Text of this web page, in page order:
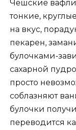
Чешские
тонкие,
на вкус,
пекарен,
булочками-
сахарной
просто
соблазняют
булочки
переводится